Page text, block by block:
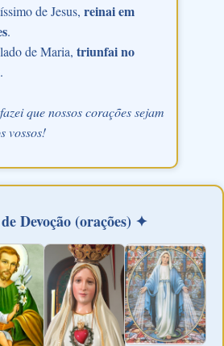
de Jesus, reinai em
.
de Maria, triunfai no
.
que nossos corações sejam
vossos!
Devoção (orações) ✦